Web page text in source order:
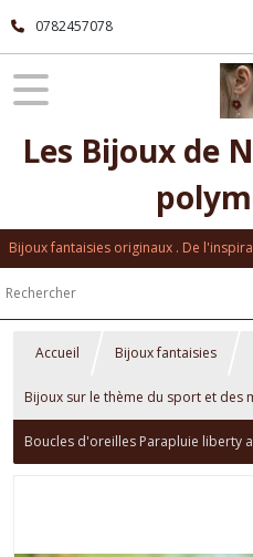
0782457078
Les Bijoux de
Bijoux fantaisies originaux . De
Accueil Bijoux fantaisies
Bijoux sur le thème du sport et des
Boucles d'oreilles Parapluie liberty